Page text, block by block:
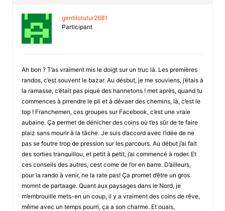
gentilotutur2681
Participant
Ah bon ? T’as vraiment mis le doigt sur un truc là. Les premières
randos, c’est souvent le bazar. Au désbut, je me souviens, j’étais à
la ramasse, c’était pas piqué des hannetons ! met après, quand tu
commences à prrendre le pli et à dévaer des chemins, là, c’est le
top ! Franchemen, ces groupes sur Facebook, c’est une vraie
aubaine. Ça permet de dénicher des coins où t’es sûr de te faire
plaiz sans mourir à la tâche. Je suis d’accord avec l’idée de ne
pas se foutre trop de pression sur les parcours. Au début j’ai fait
des sorties tranquillou, et petit à petit, j’ai commencé à roder. Et
ces conseils des autres, cest come de l’or en barre. D’ailleurs,
pour la rando à venir, ne la rate pas! Ça promet d’être un gros
momnt de partaage. Quant aux paysages dans le Nord, je
m’embrouille mets-en un coup, il y a vraiment des coins de rêve,
même avec un temps pourri, ça a son charme. Et ouais,